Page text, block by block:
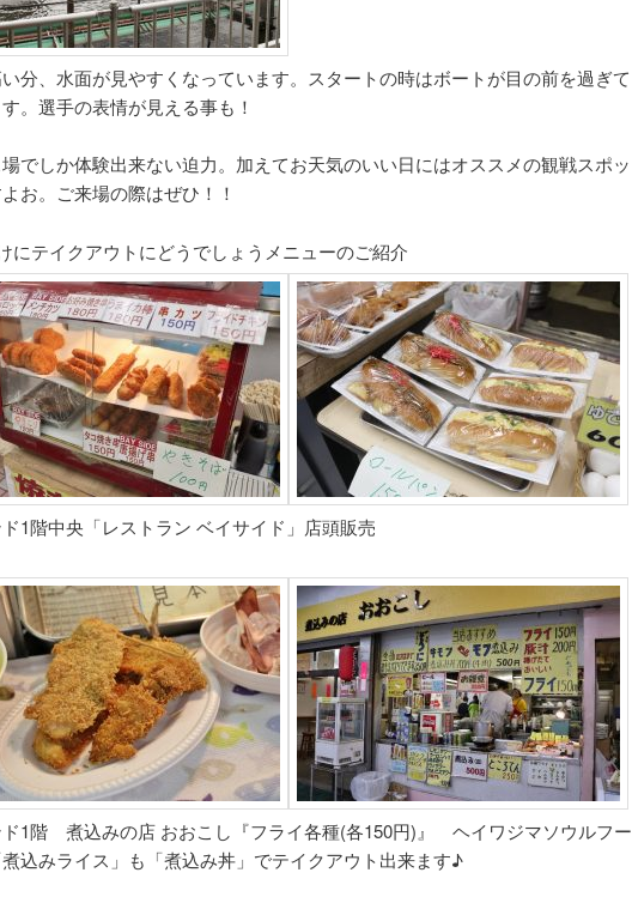
分、水面が見やすくなっています。スタートの時はボートが目の前を過ぎて
。選手の表情が見える事も！
でしか体験出来ない迫力。加えてお天気のいい日にはオススメの観戦スポッ
よお。ご来場の際はぜひ！！
にテイクアウトにどうでしょうメニューのご紹介
1階中央「レストラン ベイサイド」店頭販売
ド1階 煮込みの店 おおこし『フライ各種(各150円)』 ヘイワジマソウルフー
煮込みライス」も「煮込み丼」でテイクアウト出来ます♪